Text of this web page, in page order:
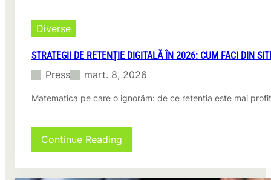
Diverse
STRATEGII DE RETENȚIE DIGITALĂ ÎN 2026: CUM FACI DIN
Press mart. 8, 2026
Matematica pe care o ignorăm: de ce retenția este mai
Continue Reading
Strategii